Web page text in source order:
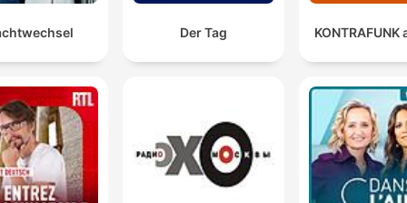
Der Tag KONTRAFUNK